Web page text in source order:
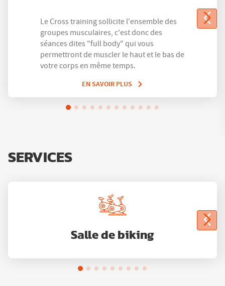
Le Cross training sollicite l'ensemble des
groupes musculaires, c'est donc des
séances dites "full body" qui vous
permettront de muscler le haut et le bas de
votre corps en même temps.
EN SAVOIR PLUS
SERVICES
Salle de biking